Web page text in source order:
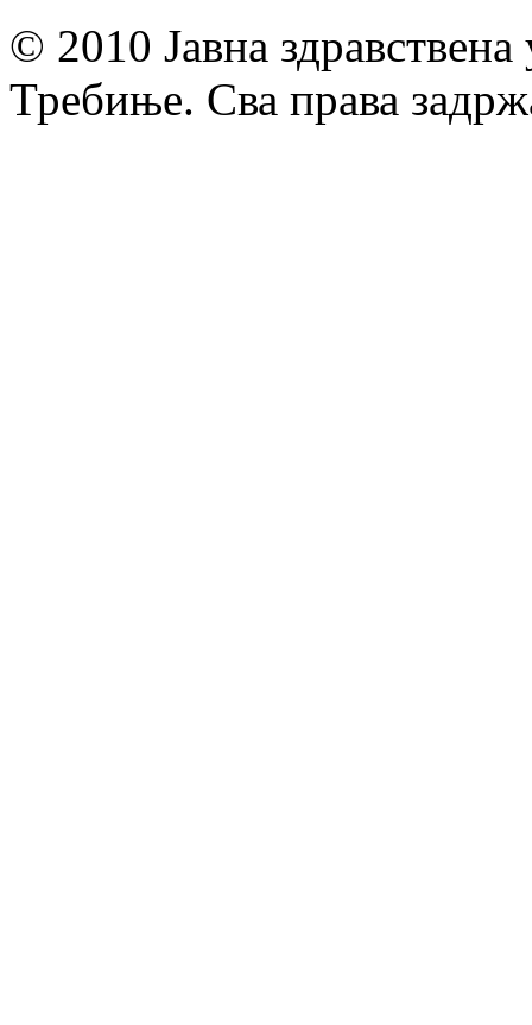
© 2010 Јавна
Требиње. Сва права